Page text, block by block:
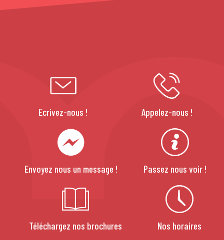
Ecrivez-nous ! Appelez-nous !
Envoyez nous un message ! Passez nous voir !
Téléchargez nos brochures Nos horaires